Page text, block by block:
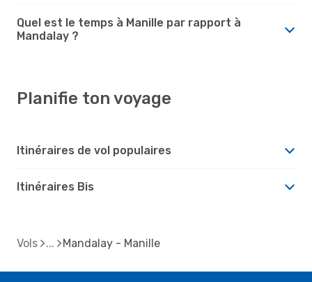
Quel est le temps à Manille par rapport à
Mandalay ?
Planifie ton voyage
Itinéraires de vol populaires
Itinéraires Bis
Vols Mandalay - Manille